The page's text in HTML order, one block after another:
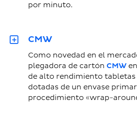
por minuto.
CMW
Como novedad en el
plegadora de cartón CMW
de alto rendimiento
dotadas de un envase
procedimiento «wrap-